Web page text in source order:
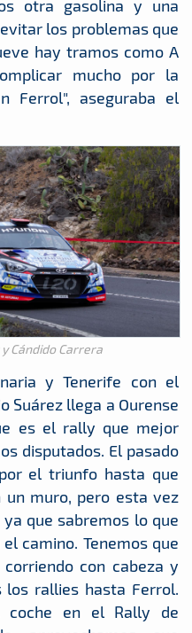
otra gasolina y una
los problemas que
hay tramos como A
mucho por la
Ferrol", aseguraba el
Cándido Carrera
y Tenerife con el
Suárez llega a Ourense
es el rally que mejor
disputados. El pasado
el triunfo hasta que
muro, pero esta vez
que sabremos lo que
camino. Tenemos que
con cabeza y
los rallies hasta Ferrol.
coche en el Rally de